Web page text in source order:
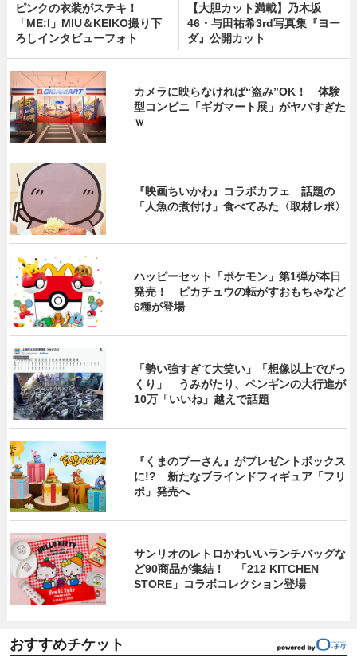
ピンクの衣装がステキ！
「ME:I」MIU＆KEIKO撮り下
ろしインタビューフォト
【大胆カット満載】乃木坂
46・与田祐希3rd写真集『ヨー
ダ』公開カット
カメラに映らなければ“盗み”OK！ 体験
型コンビニ「ギガマート展」がヤバすぎた
ｗ
『映画ちいかわ』コラボカフェ 話題の
「人魚の煮付け」食べてみた〈取材レポ〉
ハッピーセット「ポケモン」第1弾が本日
発売！ ピカチュウの転がすおもちゃなど
6種が登場
「勢い強すぎて大笑い」「想像以上でびっ
くり」 うみがたり、ペンギンの大行進が
10万「いいね」越えで話題
『くまのプーさん』がプレゼントボックス
に!? 新たなブラインドフィギュア「フリ
ポ」発売へ
サンリオのレトロかわいいランチバッグな
ど90商品が集結！ 「212 KITCHEN
STORE」コラボコレクション登場
おすすめチケット